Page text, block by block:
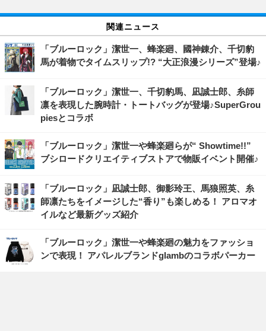
関連ニュース
「ブルーロック」潔世一、蜂楽廻、國神錬介、千切豹
馬が着物でタイムスリップ!? “大正浪漫シリーズ”登場♪
「ブルーロック」潔世一、千切豹馬、凪誠士郎、糸師
凛を表現した腕時計・トートバッグが登場♪SuperGrou
piesとコラボ
「ブルーロック」潔世一や蜂楽廻らが“ Showtime!!”
ブシロードクリエイティブストアで物販イベント開催♪
「ブルーロック」凪誠士郎、御影玲王、馬狼照英、糸
師凛たちをイメージした“香り”も楽しめる！ アロマオ
イルなど最新グッズ紹介
「ブルーロック」潔世一や蜂楽廻の魅力をファッショ
ンで表現！ アパレルブランドglambのコラボパーカー